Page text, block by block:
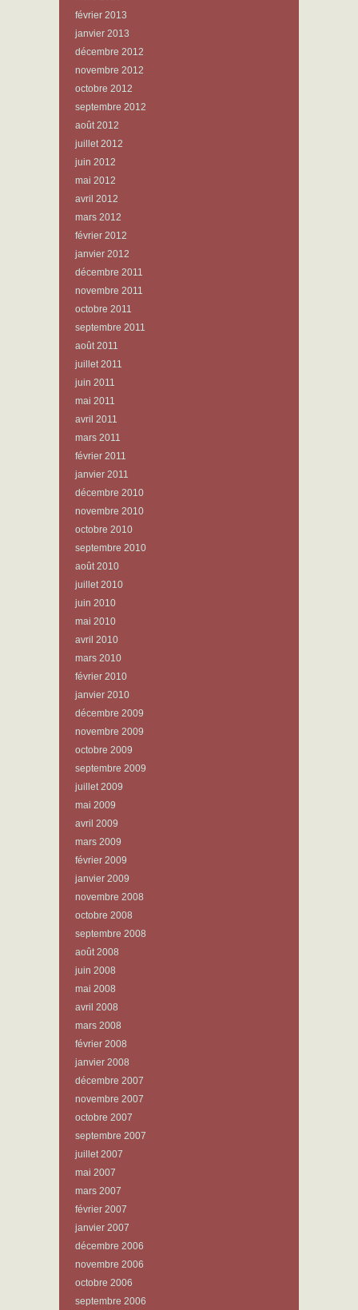
février 2013
janvier 2013
décembre 2012
novembre 2012
octobre 2012
septembre 2012
août 2012
juillet 2012
juin 2012
mai 2012
avril 2012
mars 2012
février 2012
janvier 2012
décembre 2011
novembre 2011
octobre 2011
septembre 2011
août 2011
juillet 2011
juin 2011
mai 2011
avril 2011
mars 2011
février 2011
janvier 2011
décembre 2010
novembre 2010
octobre 2010
septembre 2010
août 2010
juillet 2010
juin 2010
mai 2010
avril 2010
mars 2010
février 2010
janvier 2010
décembre 2009
novembre 2009
octobre 2009
septembre 2009
juillet 2009
mai 2009
avril 2009
mars 2009
février 2009
janvier 2009
novembre 2008
octobre 2008
septembre 2008
août 2008
juin 2008
mai 2008
avril 2008
mars 2008
février 2008
janvier 2008
décembre 2007
novembre 2007
octobre 2007
septembre 2007
juillet 2007
mai 2007
mars 2007
février 2007
janvier 2007
décembre 2006
novembre 2006
octobre 2006
septembre 2006